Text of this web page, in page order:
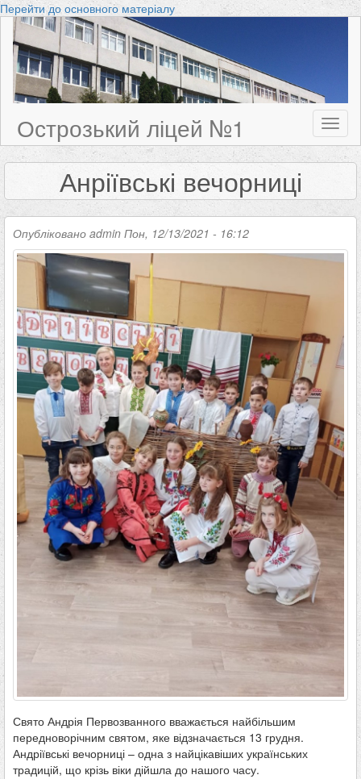
Перейти до основного матеріалу
Острозький ліцей №1
Анріївські вечорниці
Опубліковано admin Пон, 12/13/2021 - 16:12
Свято Андрія Первозванного вважається найбільшим
передноворічним святом, яке відзначається 13 грудня.
Андріївські вечорниці – одна з найцікавіших українських
традицій, що крізь віки дійшла до нашого часу.